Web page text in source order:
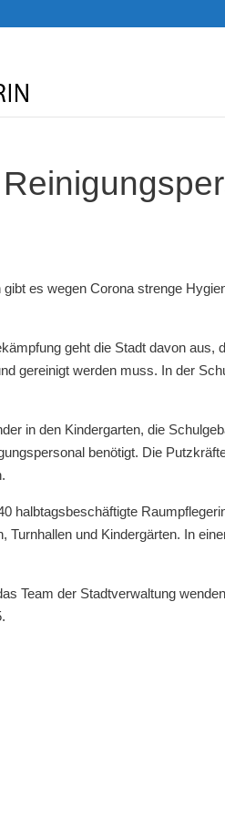
es wegen Corona strenge
geht die Stadt davon
gereinigt werden muss. In der
in den Kindergarten, die
benötigt. Die
halbtagsbeschäftigte
Turnhallen und Kindergärten. In
Team der Stadtverwaltung